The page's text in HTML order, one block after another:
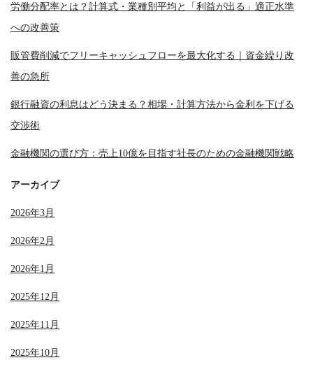
労働分配率とは？計算式・業種別平均と「利益が出る」適正水準
への改善策
販管費削減でフリーキャッシュフローを最大化する｜資金繰り改
善の急所
銀行融資の利息はどう決まる？相場・計算方法から金利を下げる
交渉術
金融機関の選び方：売上10億を目指す社長のための金融機関戦略
アーカイブ
2026年3月
2026年2月
2026年1月
2025年12月
2025年11月
2025年10月